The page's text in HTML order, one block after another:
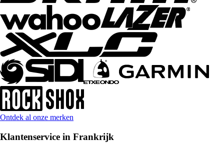
Ontdek al onze merken
Klantenservice in Frankrijk